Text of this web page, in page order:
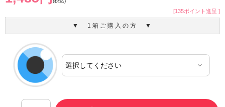
[135ポイント進呈 ]
▼ 1箱ご購入の方 ▼